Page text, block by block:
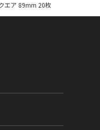
エア 89mm 20枚